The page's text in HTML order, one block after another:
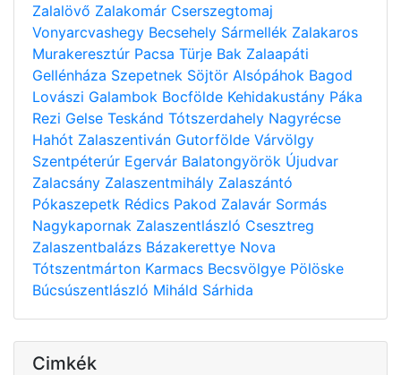
Zalalövő Zalakomár Cserszegtomaj
Vonyarcvashegy Becsehely Sármellék Zalakaros
Murakeresztúr Pacsa Türje Bak Zalaapáti
Gellénháza Szepetnek Söjtör Alsópáhok Bagod
Lovászi Galambok Bocfölde Kehidakustány Páka
Rezi Gelse Teskánd Tótszerdahely Nagyrécse
Hahót Zalaszentiván Gutorfölde Várvölgy
Szentpéterúr Egervár Balatongyörök Újudvar
Zalacsány Zalaszentmihály Zalaszántó
Pókaszepetk Rédics Pakod Zalavár Sormás
Nagykapornak Zalaszentlászló Csesztreg
Zalaszentbalázs Bázakerettye Nova
Tótszentmárton Karmacs Becsvölgye Pölöske
Búcsúszentlászló Miháld Sárhida
Cimkék